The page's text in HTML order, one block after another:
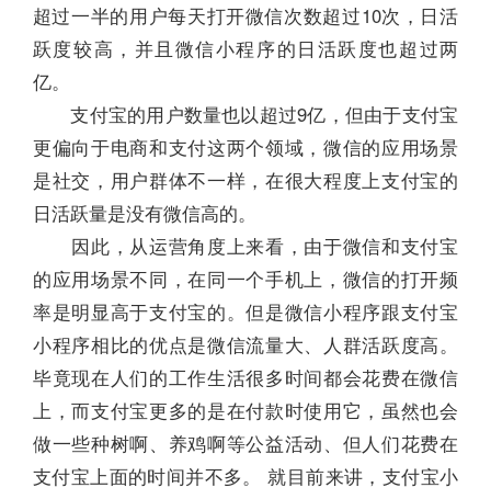
超过一半的用户每天打开微信次数超过10次，日活
跃度较高，并且微信小程序的日活跃度也超过两
亿。
支付宝的用户数量也以超过9亿，但由于支付宝
更偏向于电商和支付这两个领域，微信的应用场景
是社交，用户群体不一样，在很大程度上支付宝的
日活跃量是没有微信高的。
因此，从运营角度上来看，由于微信和支付宝
的应用场景不同，在同一个手机上，微信的打开频
率是明显高于支付宝的。但是微信小程序跟支付宝
小程序相比的优点是微信流量大、人群活跃度高。
毕竟现在人们的工作生活很多时间都会花费在微信
上，而支付宝更多的是在付款时使用它，虽然也会
做一些种树啊、养鸡啊等公益活动、但人们花费在
支付宝上面的时间并不多。 就目前来讲，支付宝小